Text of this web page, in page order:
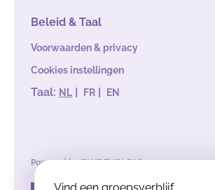
Beleid & Taal
Voorwaarden & privacy
Cookies instellingen
Taal: NL | FR | EN
Powered byTAKE THE LEAD